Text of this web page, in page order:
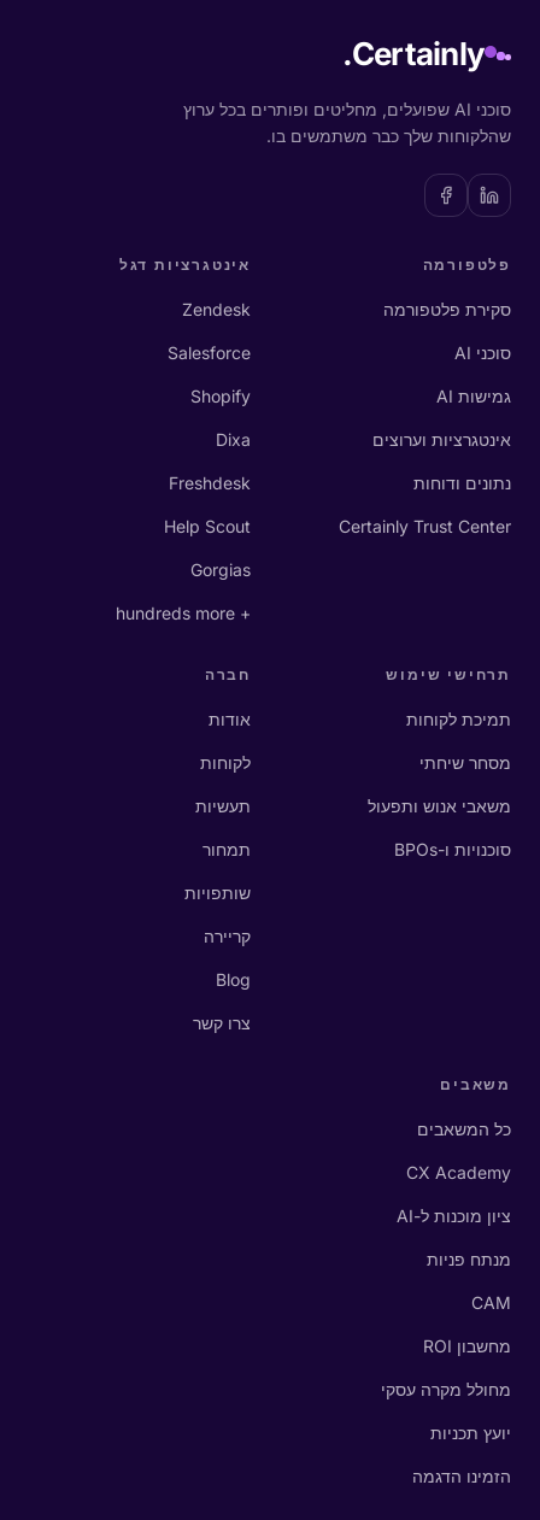
Certainly.
סוכני AI שפועלים, מחליטים ופותרים בכל ערוץ
שהלקוחות שלך כבר משתמשים בו.
פלטפורמה
סקירת פלטפורמה
סוכני AI
גמישות AI
אינטגרציות וערוצים
נתונים ודוחות
Certainly Trust Center
אינטגרציות דגל
Zendesk
Salesforce
Shopify
Dixa
Freshdesk
Help Scout
Gorgias
+ hundreds more
תרחישי שימוש
תמיכת לקוחות
מסחר שיחתי
משאבי אנוש ותפעול
סוכנויות ו-BPOs
חברה
אודות
לקוחות
תעשיות
תמחור
שותפויות
קריירה
Blog
צרו קשר
משאבים
כל המשאבים
CX Academy
ציון מוכנות ל-AI
מנתח פניות
CAM
מחשבון ROI
מחולל מקרה עסקי
יועץ תכניות
הזמינו הדגמה